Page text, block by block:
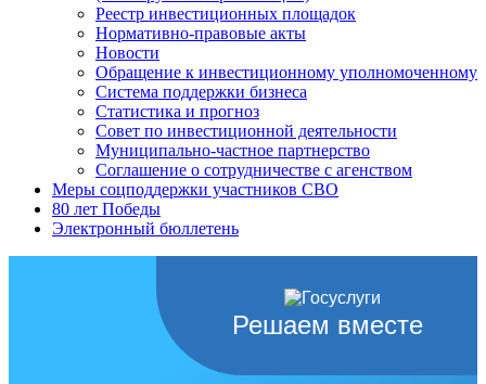
Реестр инвестиционных площадок
Нормативно-правовые акты
Новости
Обращение к инвестиционному уполномоченному
Система поддержки бизнеса
Статистика и прогноз
Совет по инвестиционной деятельности
Муниципально-частное партнерство
Соглашение о сотрудничестве с агенством
Меры соцподдержки участников СВО
80 лет Победы
Электронный бюллетень
Решаем вместе